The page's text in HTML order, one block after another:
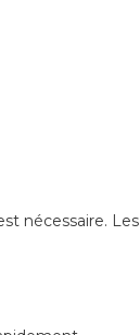
nécessaire. Les